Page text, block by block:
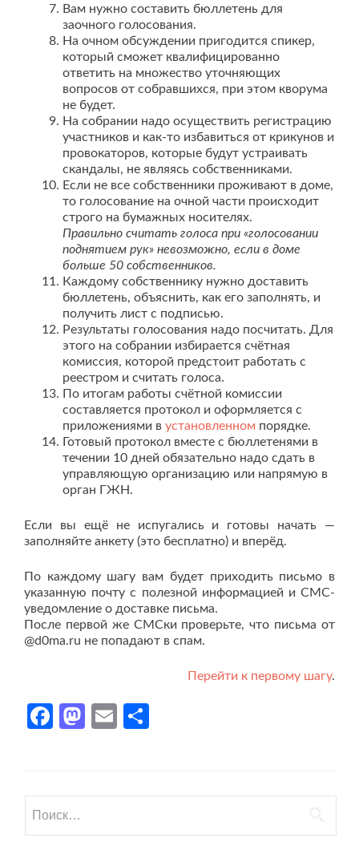
Вам нужно составить бюллетень для
заочного голосования.
На очном обсуждении пригодится спикер,
который сможет квалифицированно
ответить на множество уточняющих
вопросов от собравшихся, при этом кворума
не будет.
На собрании надо осуществить регистрацию
участников и как-то избавиться от крикунов и
провокаторов, которые будут устраивать
скандалы, не являясь собственниками.
Если не все собственники проживают в доме,
то голосование на очной части происходит
строго на бумажных носителях.
Правильно считать голоса при «голосовании
поднятием рук» невозможно, если в доме
больше 50 собственников.
Каждому собственнику нужно доставить
бюллетень, объяснить, как его заполнять, и
получить лист с подписью.
Результаты голосования надо посчитать. Для
этого на собрании избирается счётная
комиссия, которой предстоит работать с
реестром и считать голоса.
По итогам работы счётной комиссии
составляется протокол и оформляется с
приложениями в установленном порядке.
Готовый протокол вместе с бюллетенями в
течении 10 дней обязательно надо сдать в
управляющую организацию или напрямую в
орган ГЖН.
Если вы ещё не испугались и готовы начать —
заполняйте анкету (это бесплатно) и вперёд.
По каждому шагу вам будет приходить письмо в
указанную почту с полезной информацией и СМС-
уведомление о доставке письма.
После первой же СМСки проверьте, что письма от
@d0ma.ru не попадают в спам.
Перейти к первому шагу.
Facebook
Mastodon
Email